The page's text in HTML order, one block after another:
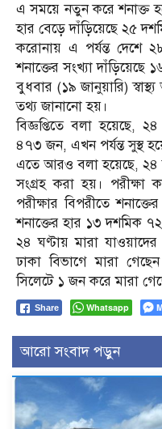
এ সময়ে নতুন করে শনাক্ত
হার বেড়ে দাঁড়িয়েছে ২৫
করোনায় এ পর্যন্ত দেশে
শনাক্তের সংখ্যা
বুধবার (১৯ জানুয়ারি)
তথ্য জানানো হয়।
বিজ্ঞপ্তিতে বলা হয়েছে,
৪৭৩ জন, এখন পর্যন্ত সুস্থ
এতে আরও বলা হয়েছে, ২৪
সংগ্রহ করা হয়। পরীক্ষা
পরীক্ষার বিপরীতে
শনাক্তের হার ১৩ দশমিক
২৪ ঘণ্টায় মারা
ঢাকা বিভাগে মারা
সিলেটে ১ জন করে মারা
Share Whatsapp
আরো সংবাদ পড়ুন